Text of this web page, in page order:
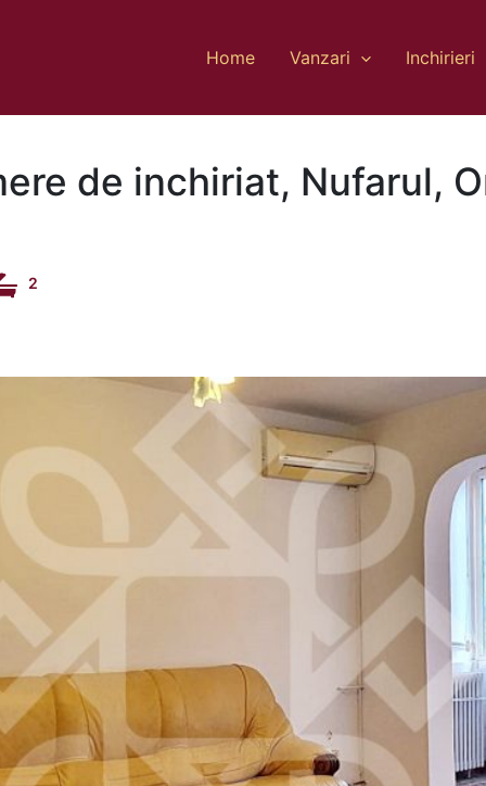
Home Vanzari Inchirieri
de inchiriat, Nufarul,
2